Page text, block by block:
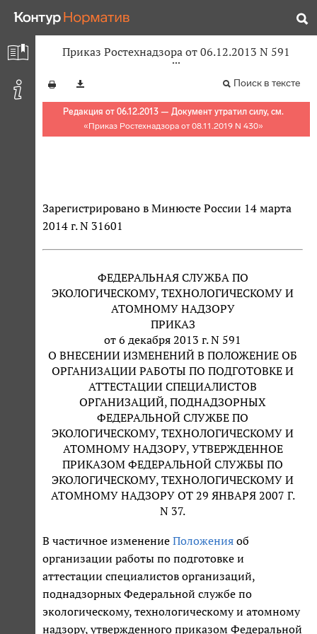
Приказ Ростехнадзора от 06.12.2013 N 591
Поиск в тексте
Редакция от 06.12.2013 — Документ утратил силу, см.
«Приказ Ростехнадзора от 08.11.2019 N 430»
Зарегистрировано в Минюсте России 14 марта
2014 г. N 31601
ФЕДЕРАЛЬНАЯ СЛУЖБА ПО
ЭКОЛОГИЧЕСКОМУ, ТЕХНОЛОГИЧЕСКОМУ И
АТОМНОМУ НАДЗОРУ
ПРИКАЗ
от 6 декабря 2013 г. N 591
О ВНЕСЕНИИ ИЗМЕНЕНИЙ В ПОЛОЖЕНИЕ ОБ
ОРГАНИЗАЦИИ РАБОТЫ ПО ПОДГОТОВКЕ И
АТТЕСТАЦИИ СПЕЦИАЛИСТОВ
ОРГАНИЗАЦИЙ, ПОДНАДЗОРНЫХ
ФЕДЕРАЛЬНОЙ СЛУЖБЕ ПО
ЭКОЛОГИЧЕСКОМУ, ТЕХНОЛОГИЧЕСКОМУ И
АТОМНОМУ НАДЗОРУ, УТВЕРЖДЕННОЕ
ПРИКАЗОМ ФЕДЕРАЛЬНОЙ СЛУЖБЫ ПО
ЭКОЛОГИЧЕСКОМУ, ТЕХНОЛОГИЧЕСКОМУ И
АТОМНОМУ НАДЗОРУ ОТ 29 ЯНВАРЯ 2007 Г.
N 37.
В частичное изменение Положения об
организации работы по подготовке и
аттестации специалистов организаций,
поднадзорных Федеральной службе по
экологическому, технологическому и атомному
надзору, утвержденного приказом Федеральной